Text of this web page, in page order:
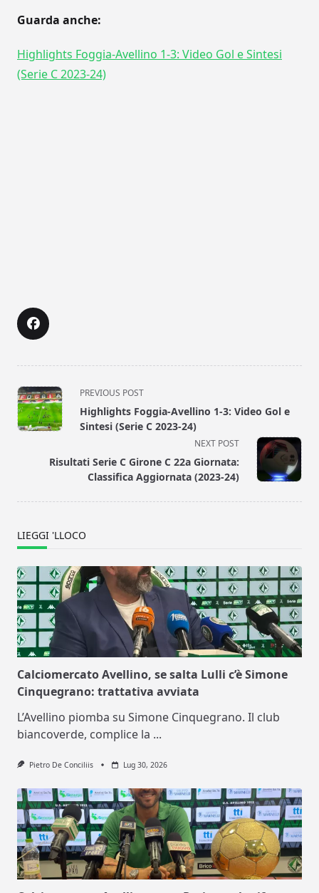
Guarda anche:
Highlights Foggia-Avellino 1-3: Video Gol e Sintesi
(Serie C 2023-24)
<span
class="nav-
subtitle
reader-
text">Page</span>
PREVIOUS POST
Highlights Foggia-Avellino 1-3: Video Gol e
Sintesi (Serie C 2023-24)
NEXT POST
Risultati Serie C Girone C 22a Giornata:
Classifica Aggiornata (2023-24)
LIEGGI 'LLOCO
Calciomercato Avellino, se salta Lulli c’è Simone
Cinquegrano: trattativa avviata
L’Avellino piomba su Simone Cinquegrano. Il club
biancoverde, complice la ...
Pietro De Conciliis Lug 30, 2026